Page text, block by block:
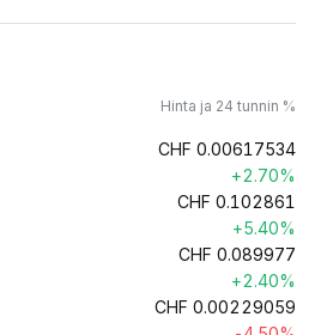
Hinta ja 24 tunnin %
CHF 0.00617534
+2.70%
CHF 0.102861
+5.40%
CHF 0.089977
+2.40%
CHF 0.00229059